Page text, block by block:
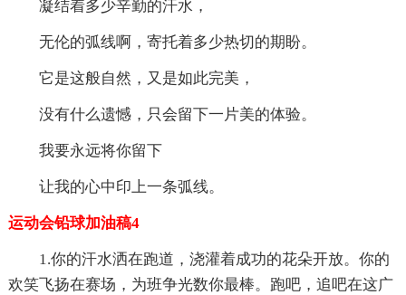
凝结着多少辛勤的汗水，
无伦的弧线啊，寄托着多少热切的期盼。
它是这般自然，又是如此完美，
没有什么遗憾，只会留下一片美的体验。
我要永远将你留下
让我的心中印上一条弧线。
运动会铅球加油稿4
1.你的汗水洒在跑道，浇灌着成功的花朵开放。你的
欢笑飞扬在赛场，为班争光数你最棒。跑吧，追吧在这广